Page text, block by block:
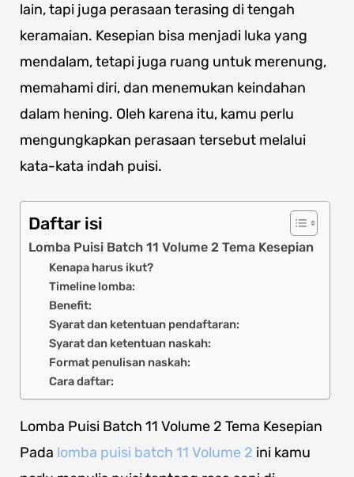
lain, tapi juga perasaan terasing di tengah
keramaian. Kesepian bisa menjadi luka yang
mendalam, tetapi juga ruang untuk merenung,
memahami diri, dan menemukan keindahan
dalam hening. Oleh karena itu, kamu perlu
mengungkapkan perasaan tersebut melalui
kata-kata indah puisi.
Daftar isi
Lomba Puisi Batch 11 Volume 2 Tema Kesepian
Kenapa harus ikut?
Timeline lomba:
Benefit:
Syarat dan ketentuan pendaftaran:
Syarat dan ketentuan naskah:
Format penulisan naskah:
Cara daftar:
Lomba Puisi Batch 11 Volume 2 Tema Kesepian
Pada lomba puisi batch 11 Volume 2 ini kamu